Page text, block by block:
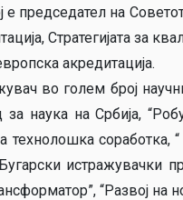
председател на
Стратегијата за
акредитација.
во голем број
наука на Србија,
соработка,
истражувачки
“Развој на